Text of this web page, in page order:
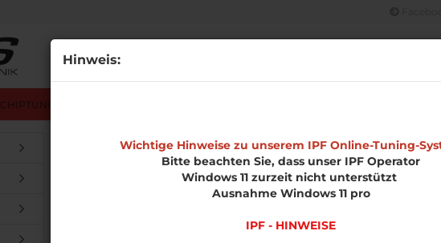
Hinweis:
Wichtige Hinweise zu unserem IPF Online-Tuning-
Bitte beachten Sie, dass unser IPF Operator
Windows 11 zurzeit nicht unterstützt
Ausnahme Windows 11 pro
IPF - HINWEISE
Alle
CHIPTUNING ÜBERSICHT
» Opel » Insignia B